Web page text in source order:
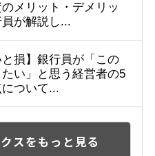
メリット・デメリッ
員が解説し...
と損】銀行員が「この
い」と思う経営者の5
ついて...
スをもっと見る